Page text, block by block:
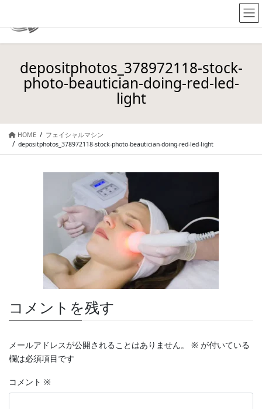
depositphotos_378972118-stock-
photo-beautician-doing-red-led-
light
HOME
フェイシャルマシン
depositphotos_378972118-stock-photo-beautician-doing-red-led-light
コメントを残す
メールアドレスが公開されることはありません。 ※ が付いている
欄は必須項目です
コメント ※